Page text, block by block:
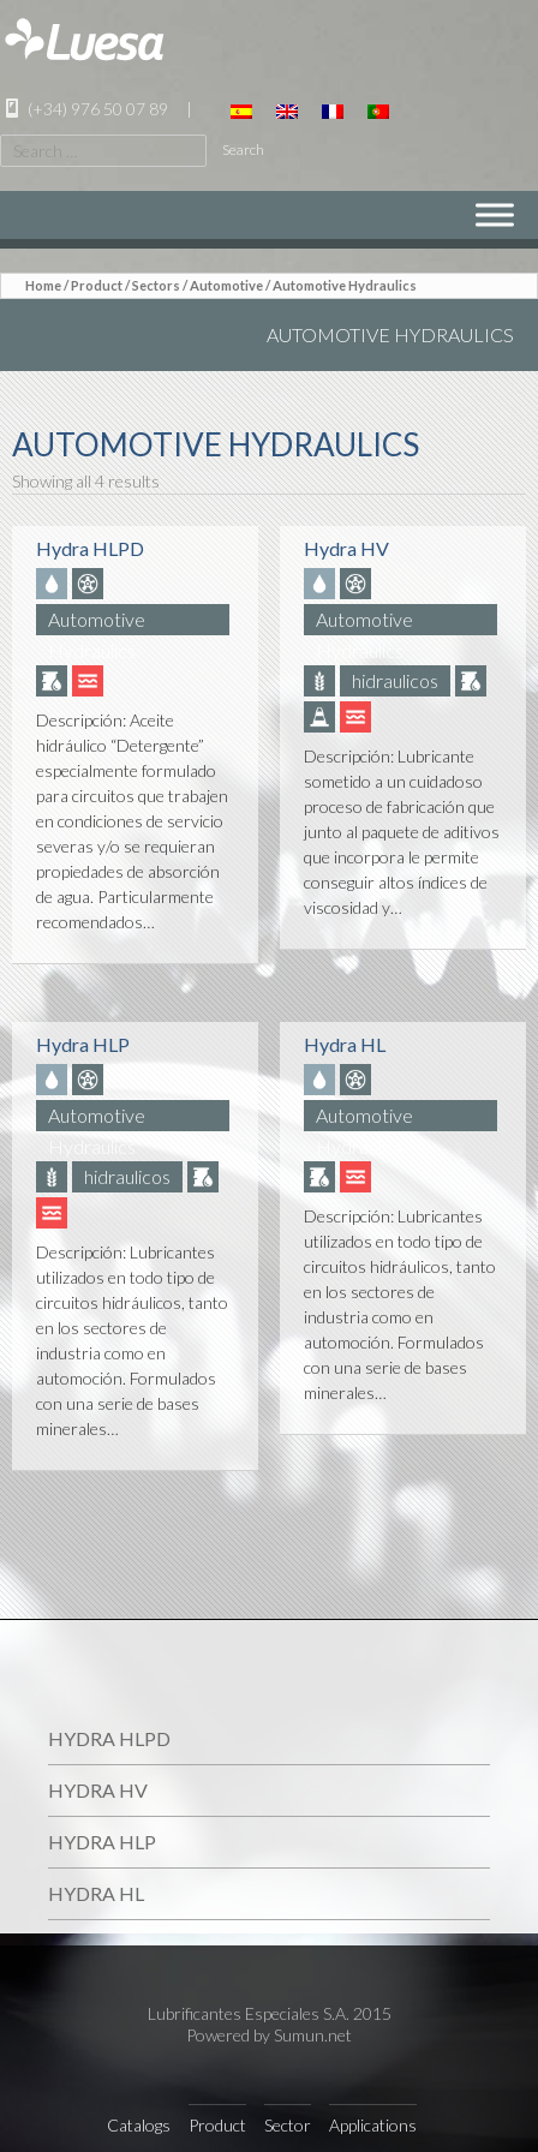
(+34) 976 50 07 89
|
for:
TO
Home /Product / Sectors /Automotive / Automotive Hydraulics
AUTOMOTIVE HYDRAULICS
AUTOMOTIVE HYDRAULICS
Showing all 4 results
Hydra HLPD
Automotive
Descripción: Aceite
hidráulico “Detergente”
especialmente formulado
para circuitos que trabajen
en condiciones de servicio
severas y/o se requieran
propiedades de absorción
de agua. Particularmente
recomendados…
Hydra HV
Automotive
hidraulicos
Descripción: Lubricante
sometido a un cuidadoso
proceso de fabricación que
junto al paquete de aditivos
que incorpora le permite
conseguir altos índices de
viscosidad y…
Hydra HLP
Automotive
Hydraulics
hidraulicos
Descripción: Lubricantes
utilizados en todo tipo de
circuitos hidráulicos, tanto
en los sectores de
industria como en
automoción. Formulados
con una serie de bases
minerales…
Hydra HL
Automotive
Descripción: Lubricantes
utilizados en todo tipo de
circuitos hidráulicos, tanto
en los sectores de
industria como en
automoción. Formulados
con una serie de bases
minerales…
HYDRA HLPD
HYDRA HV
HYDRA HLP
HYDRA HL
Lubrificantes Especiales S.A. 2015
Powered by Sumun.net
Catalogs Product Sector Applications